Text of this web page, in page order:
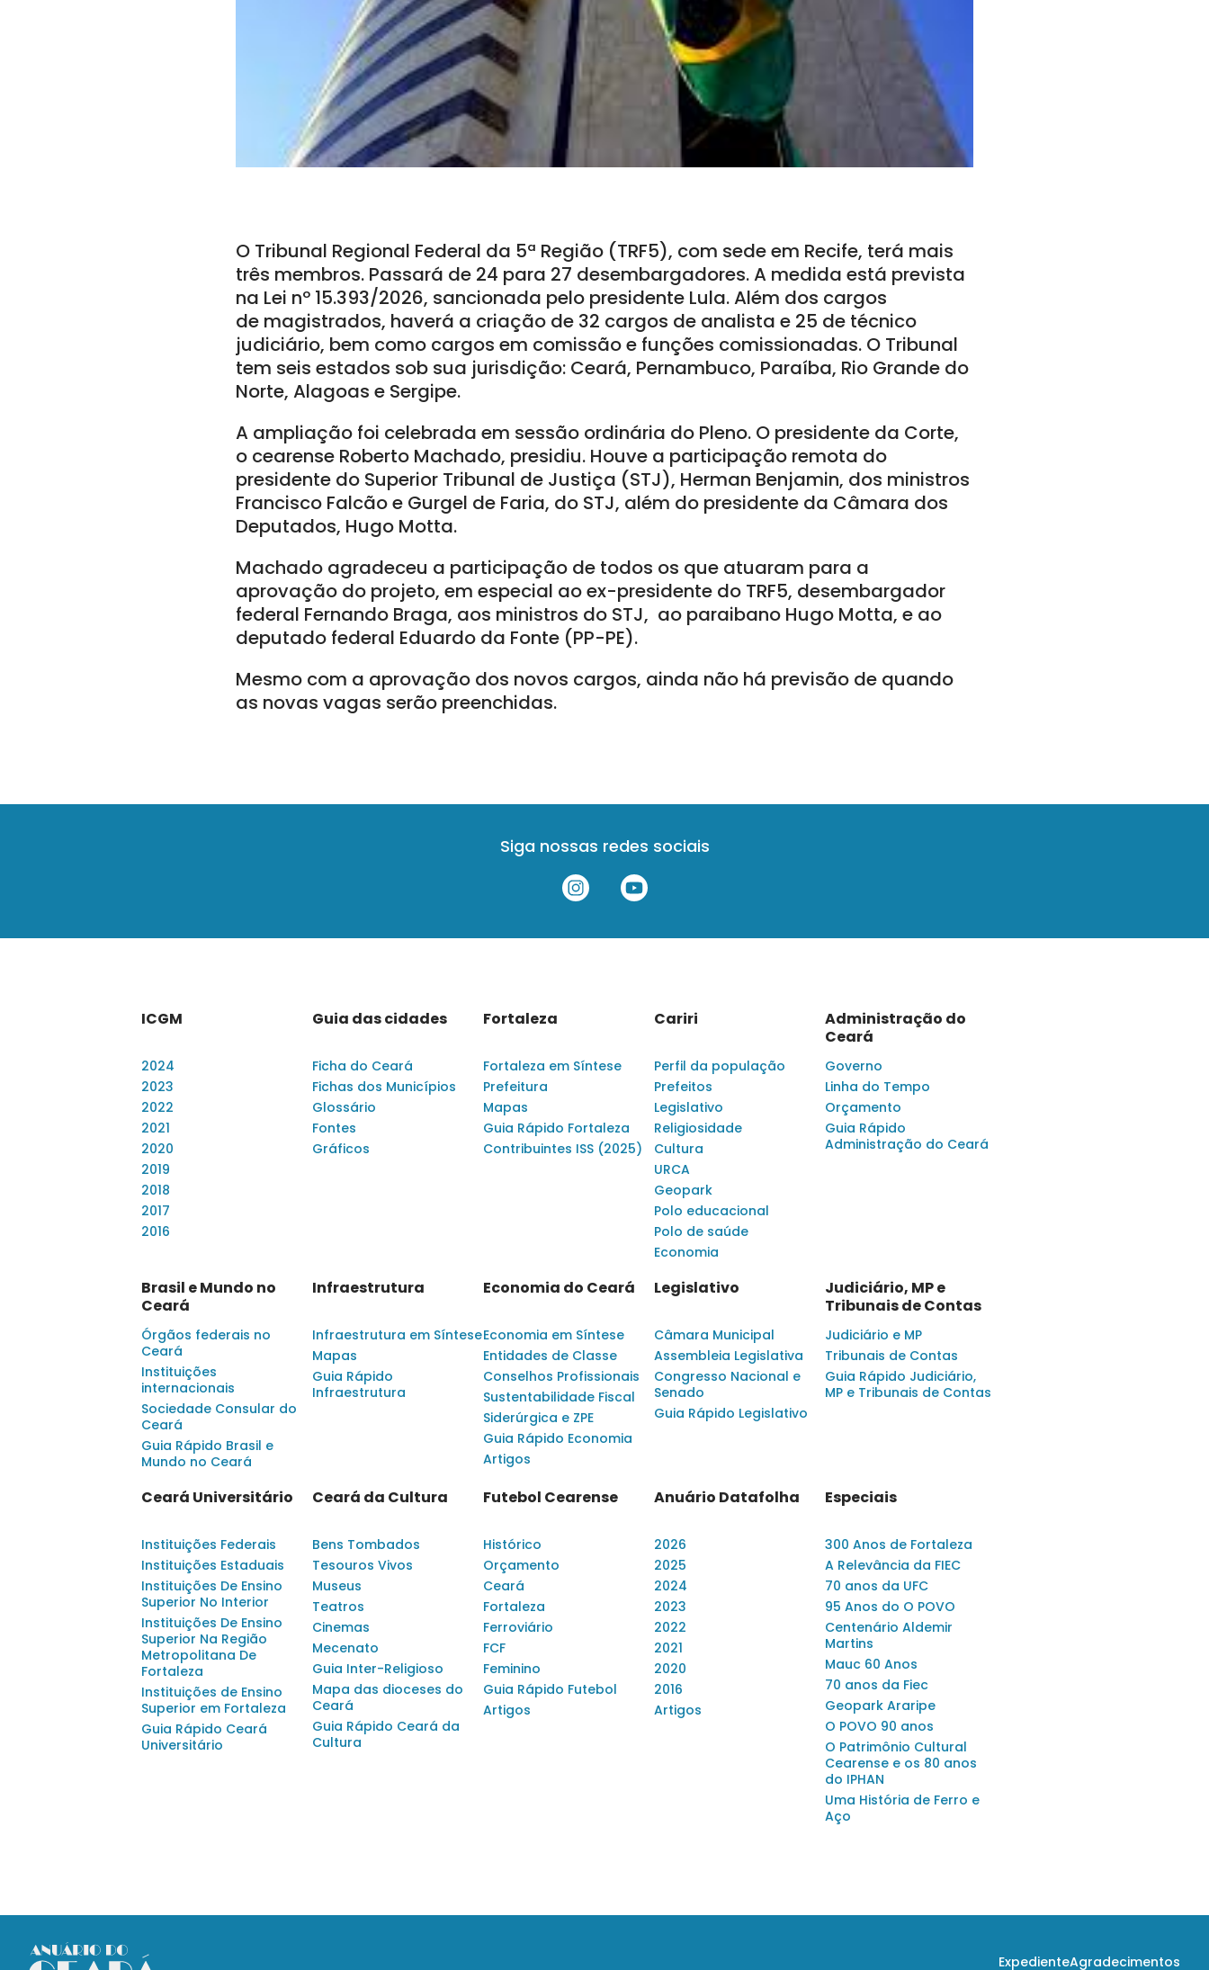
O Tribunal Regional Federal da 5ª Região (TRF5), com sede em Recife, terá mais
três membros. Passará de 24 para 27 desembargadores. A medida está prevista
na Lei nº 15.393/2026, sancionada pelo presidente Lula. Além dos cargos
de magistrados, haverá a criação de 32 cargos de analista e 25 de técnico
judiciário, bem como cargos em comissão e funções comissionadas. O Tribunal
tem seis estados sob sua jurisdição: Ceará, Pernambuco, Paraíba, Rio Grande do
Norte, Alagoas e Sergipe.
A ampliação foi celebrada em sessão ordinária do Pleno. O presidente da Corte,
o cearense Roberto Machado, presidiu. Houve a participação remota do
presidente do Superior Tribunal de Justiça (STJ), Herman Benjamin, dos ministros
Francisco Falcão e Gurgel de Faria, do STJ, além do presidente da Câmara dos
Deputados, Hugo Motta.
Machado agradeceu a participação de todos os que atuaram para a
aprovação do projeto, em especial ao ex-presidente do TRF5, desembargador
federal Fernando Braga, aos ministros do STJ, ao paraibano Hugo Motta, e ao
deputado federal Eduardo da Fonte (PP-PE).
Mesmo com a aprovação dos novos cargos, ainda não há previsão de quando
as novas vagas serão preenchidas.
Siga nossas redes sociais
ICGM
2024
2023
2022
2021
2020
2019
2018
2017
2016
Guia das cidades
Ficha do Ceará
Fichas dos Municípios
Glossário
Fontes
Gráficos
Fortaleza
Fortaleza em Síntese
Prefeitura
Mapas
Guia Rápido Fortaleza
Contribuintes ISS (2025)
Cariri
Perfil da população
Prefeitos
Legislativo
Religiosidade
Cultura
URCA
Geopark
Polo educacional
Polo de saúde
Economia
Administração do
Ceará
Governo
Linha do Tempo
Orçamento
Guia Rápido
Administração do Ceará
Brasil e Mundo no
Ceará
Órgãos federais no
Ceará
Instituições
internacionais
Sociedade Consular do
Ceará
Guia Rápido Brasil e
Mundo no Ceará
Infraestrutura
Infraestrutura em Síntese
Mapas
Guia Rápido
Infraestrutura
Economia do Ceará
Economia em Síntese
Entidades de Classe
Conselhos Profissionais
Sustentabilidade Fiscal
Siderúrgica e ZPE
Guia Rápido Economia
Artigos
Legislativo
Câmara Municipal
Assembleia Legislativa
Congresso Nacional e
Senado
Guia Rápido Legislativo
Judiciário, MP e
Tribunais de Contas
Judiciário e MP
Tribunais de Contas
Guia Rápido Judiciário,
MP e Tribunais de Contas
Ceará Universitário
Instituições Federais
Instituições Estaduais
Instituições De Ensino
Superior No Interior
Instituições De Ensino
Superior Na Região
Metropolitana De
Fortaleza
Instituições de Ensino
Superior em Fortaleza
Guia Rápido Ceará
Universitário
Ceará da Cultura
Bens Tombados
Tesouros Vivos
Museus
Teatros
Cinemas
Mecenato
Guia Inter-Religioso
Mapa das dioceses do
Ceará
Guia Rápido Ceará da
Cultura
Futebol Cearense
Histórico
Orçamento
Ceará
Fortaleza
Ferroviário
FCF
Feminino
Guia Rápido Futebol
Artigos
Anuário Datafolha
2026
2025
2024
2023
2022
2021
2020
2016
Artigos
Especiais
300 Anos de Fortaleza
A Relevância da FIEC
70 anos da UFC
95 Anos do O POVO
Centenário Aldemir
Martins
Mauc 60 Anos
70 anos da Fiec
Geopark Araripe
O POVO 90 anos
O Patrimônio Cultural
Cearense e os 80 anos
do IPHAN
Uma História de Ferro e
Aço
ExpedienteAgradecimentos